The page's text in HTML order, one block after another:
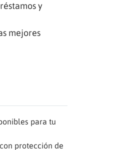
y
mejores
para tu
protección de